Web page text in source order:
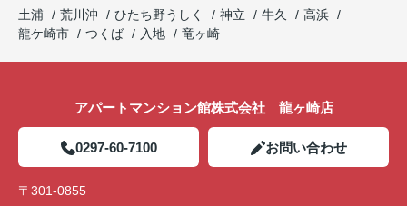
土浦
荒川沖 ひたち野うしく 神立 牛久
高浜
龍ケ崎市
つくば 入地 竜ヶ崎
アパートマンション館株式会社 龍ヶ崎店
0297-60-7100 お問い合わせ
〒301-0855